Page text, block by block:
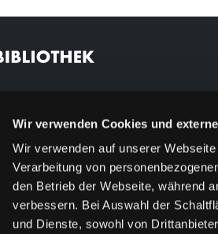
Wir verwenden Cookies und
Wir verwenden auf unserer
Verarbeitung von
den Betrieb der Webseite, während
verbessern. Bei Auswahl der
und Dienste, sowohl von
Feedback
Kontakt
Über uns
Jobs